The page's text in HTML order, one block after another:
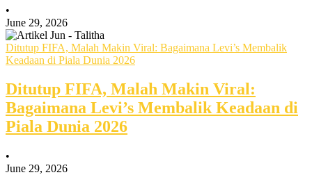
•
June 29, 2026
Ditutup FIFA, Malah Makin Viral: Bagaimana Levi’s Membalik
Keadaan di Piala Dunia 2026
Ditutup FIFA, Malah Makin Viral:
Bagaimana Levi’s Membalik Keadaan di
Piala Dunia 2026
•
June 29, 2026